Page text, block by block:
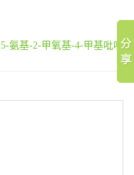
5-氨基-2-甲氧基-4-甲基吡啶